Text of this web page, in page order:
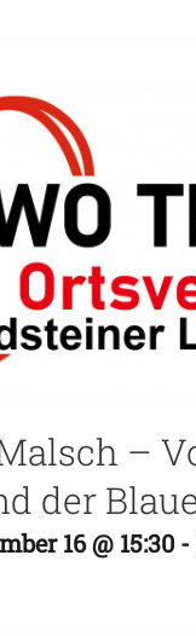
–
der
16 @ 15:30 -